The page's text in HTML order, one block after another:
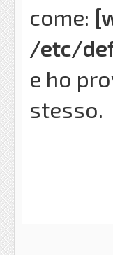
come:
/etc/
e ho
stesso.